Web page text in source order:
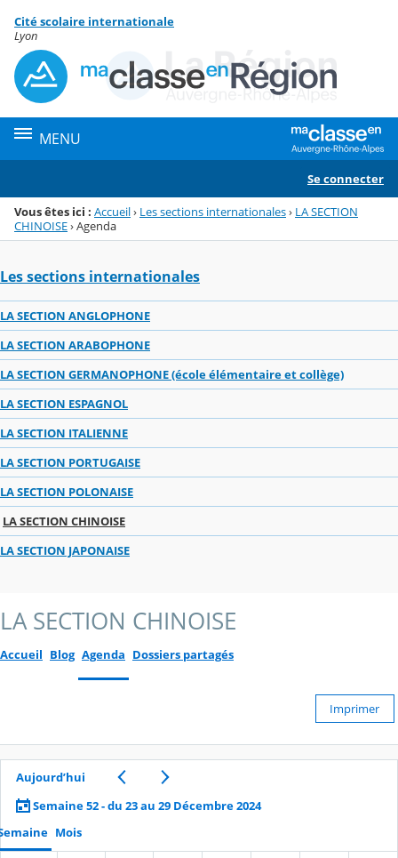
Menu de la rubrique
Contenu
Cité scolaire internationale
Lyon
MENU
Se connecter
Vous êtes ici : Accueil› Les sections internationales› LA SECTION
CHINOISE›Agenda
Les sections internationales
LA SECTION ANGLOPHONE
LA SECTION ARABOPHONE
LA SECTION GERMANOPHONE (école élémentaire et collège)
LA SECTION ESPAGNOL
LA SECTION ITALIENNE
LA SECTION PORTUGAISE
LA SECTION POLONAISE
LA SECTION CHINOISE
LA SECTION JAPONAISE
LA SECTION CHINOISE
Accueil Blog Agenda Dossiers partagés
Imprimer
Aujourd’hui
Semaine 52 - du 23 au 29 Décembre 2024
Mois